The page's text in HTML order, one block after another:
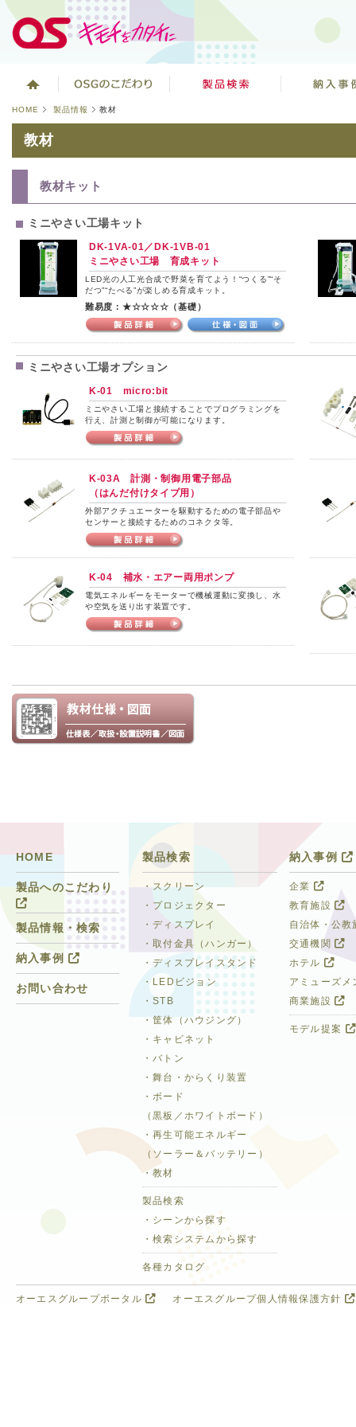
HOME 製品情報 教材
教材
教材キット
ミニやさい工場キット
DK-1VA-01／DK-1VB-01
ミニやさい工場 育成キット
LED光の人工光合成で野菜を育てよう！“つくる”“そ
だつ”“たべる”が楽しめる育成キット。
難易度：★☆☆☆☆（基礎）
ミニやさい工場オプション
K-01 micro:bit
ミニやさい工場と接続することでプログラミングを
行え、計測と制御が可能になります。
K-03A 計測・制御用電子部品
（はんだ付けタイプ用）
外部アクチュエーターを駆動するための電子部品や
センサーと接続するためのコネクタ等。
K-04 補水・エアー両用ポンプ
電気エネルギーをモーターで機械運動に変換し、水
や空気を送り出す装置です。
HOME
製品へのこだわり
製品情報・検索
納入事例
お問い合わせ
納入事例
企業
教育施設
自治体・公教
交通機関
ホテル
アミューズ
商業施設
モデル提案
製品検索
・スクリーン
・プロジェクター
・ディスプレイ
・取付金具（ハンガー）
・ディスプレイスタンド
・LEDビジョン
・STB
・筐体（ハウジング）
・キャビネット
・バトン
・舞台・からくり装置
・ボード
（黒板／ホワイトボード）
・再生可能エネルギー
（ソーラー＆バッテリー）
・教材
製品検索
・シーンから探す
・検索システムから探す
各種カタログ
オーエスグループポータル オーエスグループ個人情報保護方針